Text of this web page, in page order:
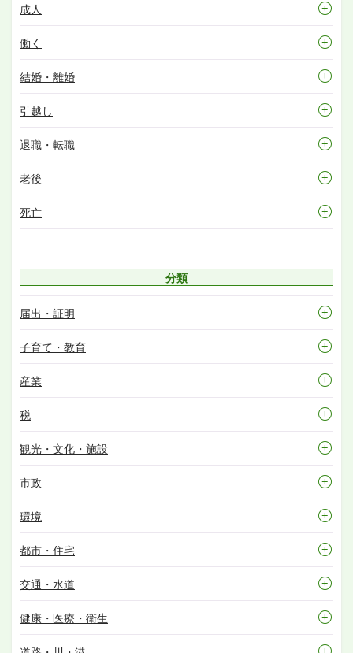
成人
働く
結婚・離婚
引越し
退職・転職
老後
死亡
分類
届出・証明
子育て・教育
産業
税
観光・文化・施設
市政
環境
都市・住宅
交通・水道
健康・医療・衛生